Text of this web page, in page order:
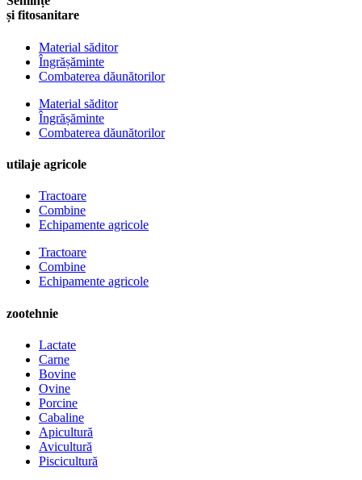
și fitosanitare
Material săditor
Îngrășăminte
Combaterea dăunătorilor
Material săditor
Îngrășăminte
Combaterea dăunătorilor
utilaje agricole
Tractoare
Combine
Echipamente agricole
Tractoare
Combine
Echipamente agricole
zootehnie
Lactate
Carne
Bovine
Ovine
Porcine
Cabaline
Apicultură
Avicultură
Piscicultură